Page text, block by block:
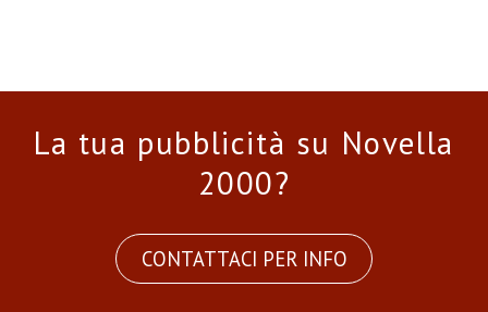
La tua pubblicità su Novella
2000?
CONTATTACI PER INFO